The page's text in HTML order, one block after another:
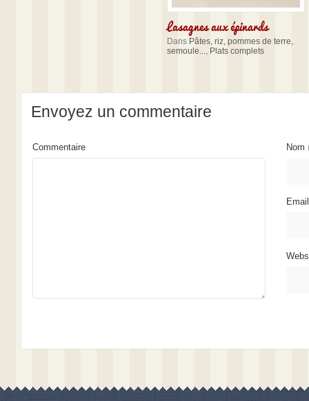
Lasagnes aux épinards
Dans Pâtes, riz, pommes de terre,
semoule..., Plats complets
Envoyez un commentaire
Nom
Commentaire